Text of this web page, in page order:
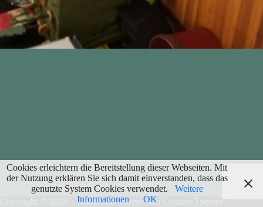
Copyright © 2026 - WordPress Theme von
Cookies erleichtern die Bereitstellung dieser Webseiten. Mit
der Nutzung erklären Sie sich damit einverstanden, dass das
genutzte System Cookies verwendet.
Weitere
Informationen
OK